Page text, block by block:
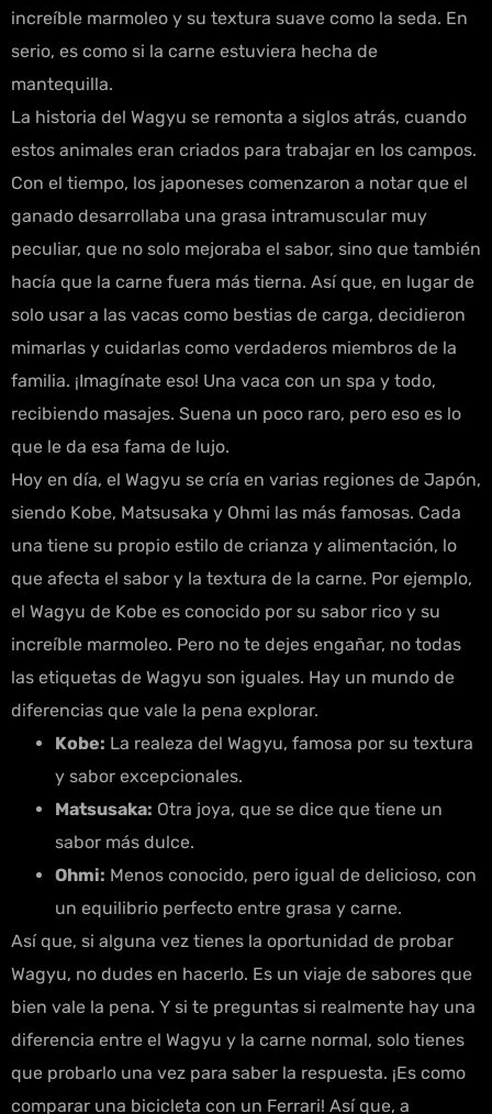
increíble marmoleo y su textura suave como la seda. En
serio, es como si la carne estuviera hecha de
mantequilla.
La historia del Wagyu se remonta a siglos atrás, cuando
estos animales eran criados para trabajar en los campos.
Con el tiempo, los japoneses comenzaron a notar que el
ganado desarrollaba una grasa intramuscular muy
peculiar, que no solo mejoraba el sabor, sino que también
hacía que la carne fuera más tierna. Así que, en lugar de
solo usar a las vacas como bestias de carga, decidieron
mimarlas y cuidarlas como verdaderos miembros de la
familia. ¡Imagínate eso! Una vaca con un spa y todo,
recibiendo masajes. Suena un poco raro, pero eso es lo
que le da esa fama de lujo.
Hoy en día, el Wagyu se cría en varias regiones de Japón,
siendo Kobe, Matsusaka y Ohmi las más famosas. Cada
una tiene su propio estilo de crianza y alimentación, lo
que afecta el sabor y la textura de la carne. Por ejemplo,
el Wagyu de Kobe es conocido por su sabor rico y su
increíble marmoleo. Pero no te dejes engañar, no todas
las etiquetas de Wagyu son iguales. Hay un mundo de
diferencias que vale la pena explorar.
Kobe: La realeza del Wagyu, famosa por su textura
y sabor excepcionales.
Matsusaka: Otra joya, que se dice que tiene un
sabor más dulce.
Ohmi: Menos conocido, pero igual de delicioso, con
un equilibrio perfecto entre grasa y carne.
Así que, si alguna vez tienes la oportunidad de probar
Wagyu, no dudes en hacerlo. Es un viaje de sabores que
bien vale la pena. Y si te preguntas si realmente hay una
diferencia entre el Wagyu y la carne normal, solo tienes
que probarlo una vez para saber la respuesta. ¡Es como
comparar una bicicleta con un Ferrari! Así que, a